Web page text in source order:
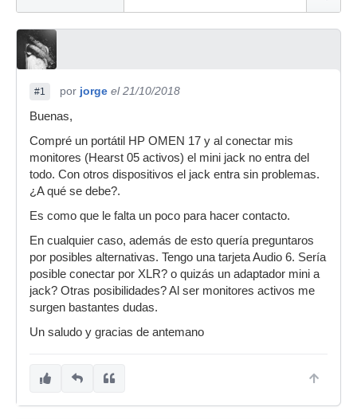
#1 por jorge el 21/10/2018
Buenas,
Compré un portátil HP OMEN 17 y al conectar mis
monitores (Hearst 05 activos) el mini jack no entra del
todo. Con otros dispositivos el jack entra sin problemas.
¿A qué se debe?.
Es como que le falta un poco para hacer contacto.
En cualquier caso, además de esto quería preguntaros
por posibles alternativas. Tengo una tarjeta Audio 6. Sería
posible conectar por XLR? o quizás un adaptador mini a
jack? Otras posibilidades? Al ser monitores activos me
surgen bastantes dudas.
Un saludo y gracias de antemano